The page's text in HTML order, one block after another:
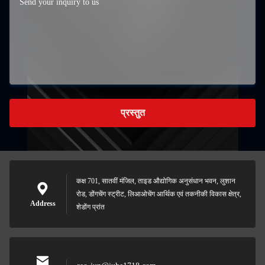
प्रस्तुत
Address
कक्ष 701, सातवीं मंजिल, ताइड औद्योगिक अनुसंधान भवन, लुशान
रोड, डोंगचेंग स्ट्रीट, लिआओचेंग आर्थिक एवं तकनीकी विकास क्षेत्र,
शेडोंग प्रांत